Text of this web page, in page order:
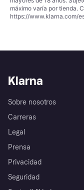
máximo varía por tienda.
https://www.klarna.com/
Klarna
Sobre nosotros
Carreras
Legal
Prensa
Privacidad
Seguridad